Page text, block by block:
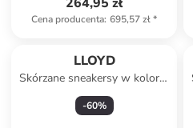
Cena producenta: 695,57 zł*
LLOYD
Skórzane sneakersy w kolorze
czarnym
-60%